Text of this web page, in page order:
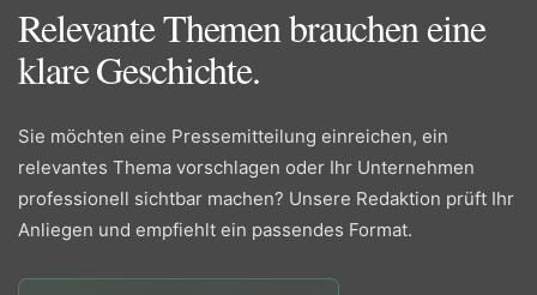
Relevante Themen brauchen eine
klare Geschichte.
Sie möchten eine Pressemitteilung einreichen, ein
relevantes Thema vorschlagen oder Ihr Unternehmen
professionell sichtbar machen? Unsere Redaktion prüft Ihr
Anliegen und empfiehlt ein passendes Format.